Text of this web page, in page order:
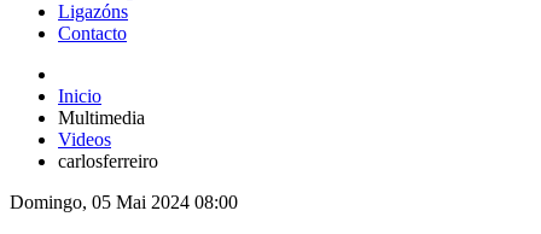
Ligazóns
Contacto
Inicio
Multimedia
Videos
carlosferreiro
Domingo, 05 Mai 2024 08:00